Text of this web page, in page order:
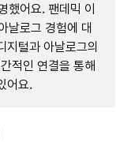
했어요. 팬데믹 이
날로그 경험에 대
지털과 아날로그의
적인 연결을 통해
어요.